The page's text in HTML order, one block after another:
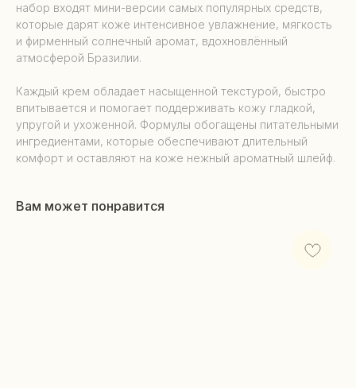
набор входят мини-версии самых популярных средств,
которые дарят коже интенсивное увлажнение, мягкость
и фирменный солнечный аромат, вдохновлённый
атмосферой Бразилии.
Каждый крем обладает насыщенной текстурой, быстро
впитывается и помогает поддерживать кожу гладкой,
упругой и ухоженной. Формулы обогащены питательными
ингредиентами, которые обеспечивают длительный
комфорт и оставляют на коже нежный ароматный шлейф.
Вам может понравится